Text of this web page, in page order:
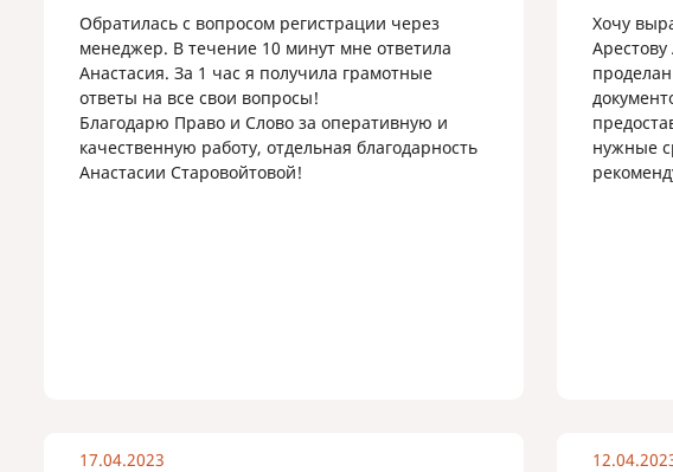
Обратилась с вопросом регистрации через
менеджер. В течение 10 минут мне ответила
Анастасия. За 1 час я получила грамотные
ответы на все свои вопросы!
Благодарю Право и Слово за оперативную и
качественную работу, отдельная благодарность
Анастасии Старовойтовой!
Хочу
нужные
17.04.2023